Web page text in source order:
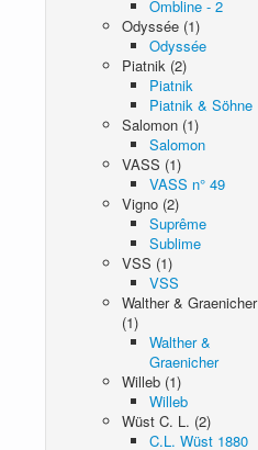
Ombline - 2
Odyssée (1)
Odyssée
Piatnik (2)
Piatnik
Piatnik & Söhne
Salomon (1)
Salomon
VASS (1)
VASS n° 49
Vigno (2)
Suprême
Sublime
VSS (1)
VSS
Walther & Graenicher
(1)
Walther &
Graenicher
Willeb (1)
Willeb
Wüst C. L. (2)
C.L. Wüst 1880